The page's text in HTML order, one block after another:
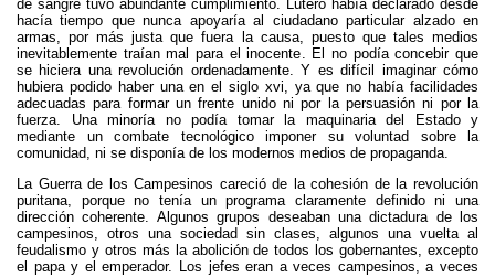
de sangre tuvo abundante cumplimiento. Lutero había declarado desde
hacía tiempo que nunca apoyaría al ciudadano particular alzado en
armas, por más justa que fuera la causa, puesto que tales medios
inevitablemente traían mal para el inocente. El no podía concebir que
se hiciera una revolución ordenadamente. Y es difícil imaginar cómo
hubiera podido haber una en el siglo xvi, ya que no había facilidades
adecuadas para formar un frente unido ni por la persuasión ni por la
fuerza. Una minoría no podía tomar la maquinaria del Estado y
mediante un combate tecnológico imponer su voluntad sobre la
comunidad, ni se disponía de los modernos medios de propaganda.
La Guerra de los Campesinos careció de la cohesión de la revolución
puritana, porque no tenía un programa claramente definido ni una
dirección coherente. Algunos grupos deseaban una dictadura de los
campesinos, otros una sociedad sin clases, algunos una vuelta al
feudalismo y otros más la abolición de todos los gobernantes, excepto
el papa y el emperador. Los jefes eran a veces campesinos, a veces